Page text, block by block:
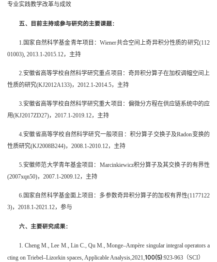
专业实践教学改革与成效
五、目前主持或参与研究的主要课题：
1.国家自然科学基金青年项目：Wiener共合空间上奇异积分性质的研究(112
01003), 2013.1-2015.12，主持
2.安徽省高等学校自然科学研究重点项目：奇异积分算子在加权调幅空间上
性质的研究(KJ2012A133)，2012.1-2014.5，主持
3.安徽省高等学校自然科学研究重大项目：偏微分方程在供应链系统中的应
用(KJ2017ZD27)，2017.1-2019.12，主持
4.安徽省高等学校自然科学研究一般项目：积分算子交换子及Radon变换的
性质研究(KJ2008B244)，2008.1-2010.12，主持
5.安徽师范大学青年基金项目：Marcinkiewicz积分算子及其交换子的有界性
(2007xqn50)，2007.1-2009.12，主持
6.国家自然科学基金面上项目：多参数奇异积分算子的加权有界性(1177122
3)，2018.1-2021.12，参与
六、主要研究成果：
1. Cheng M., Lee M., Lin C., Qu M., Monge–Ampère singular integral operators a
cting on Triebel–Lizorkin spaces, Applicable Analysis,2021, 100(5):923-963（SCI）